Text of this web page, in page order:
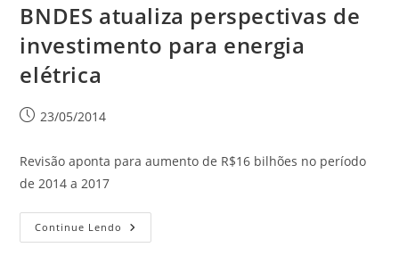
BNDES atualiza perspectivas de
investimento para energia
elétrica
23/05/2014
Revisão aponta para aumento de R$16 bilhões no período
de 2014 a 2017
Continue Lendo